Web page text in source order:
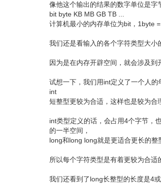
像他这个输出的结果的数字单位是字
bit byte KB MB GB TB ...
计算机最小的内存单位为bit，1byte
我们还是看输入的各个字符类型大小
因为是在内存开辟空间，就会涉及
试想一下，我们用int定义了一个人
int
短整型更较为合适，这样也是较为合
int类型定义的话，会占用4个字节，
的一半空间，
long和long long就是更适合更长的整
所以每个字符类型是有着更较为合
我们还看到了long长整型的长度是4